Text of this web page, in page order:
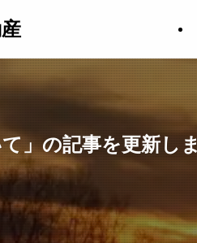
」の記事を更新し